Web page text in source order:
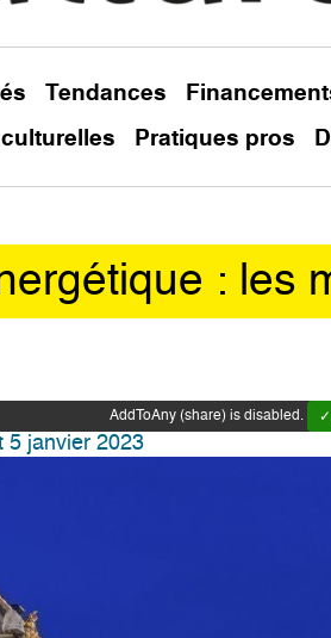
Tendances
Pratiques pros
: les
AddToAny (share) is disabled.
5 janvier 2023